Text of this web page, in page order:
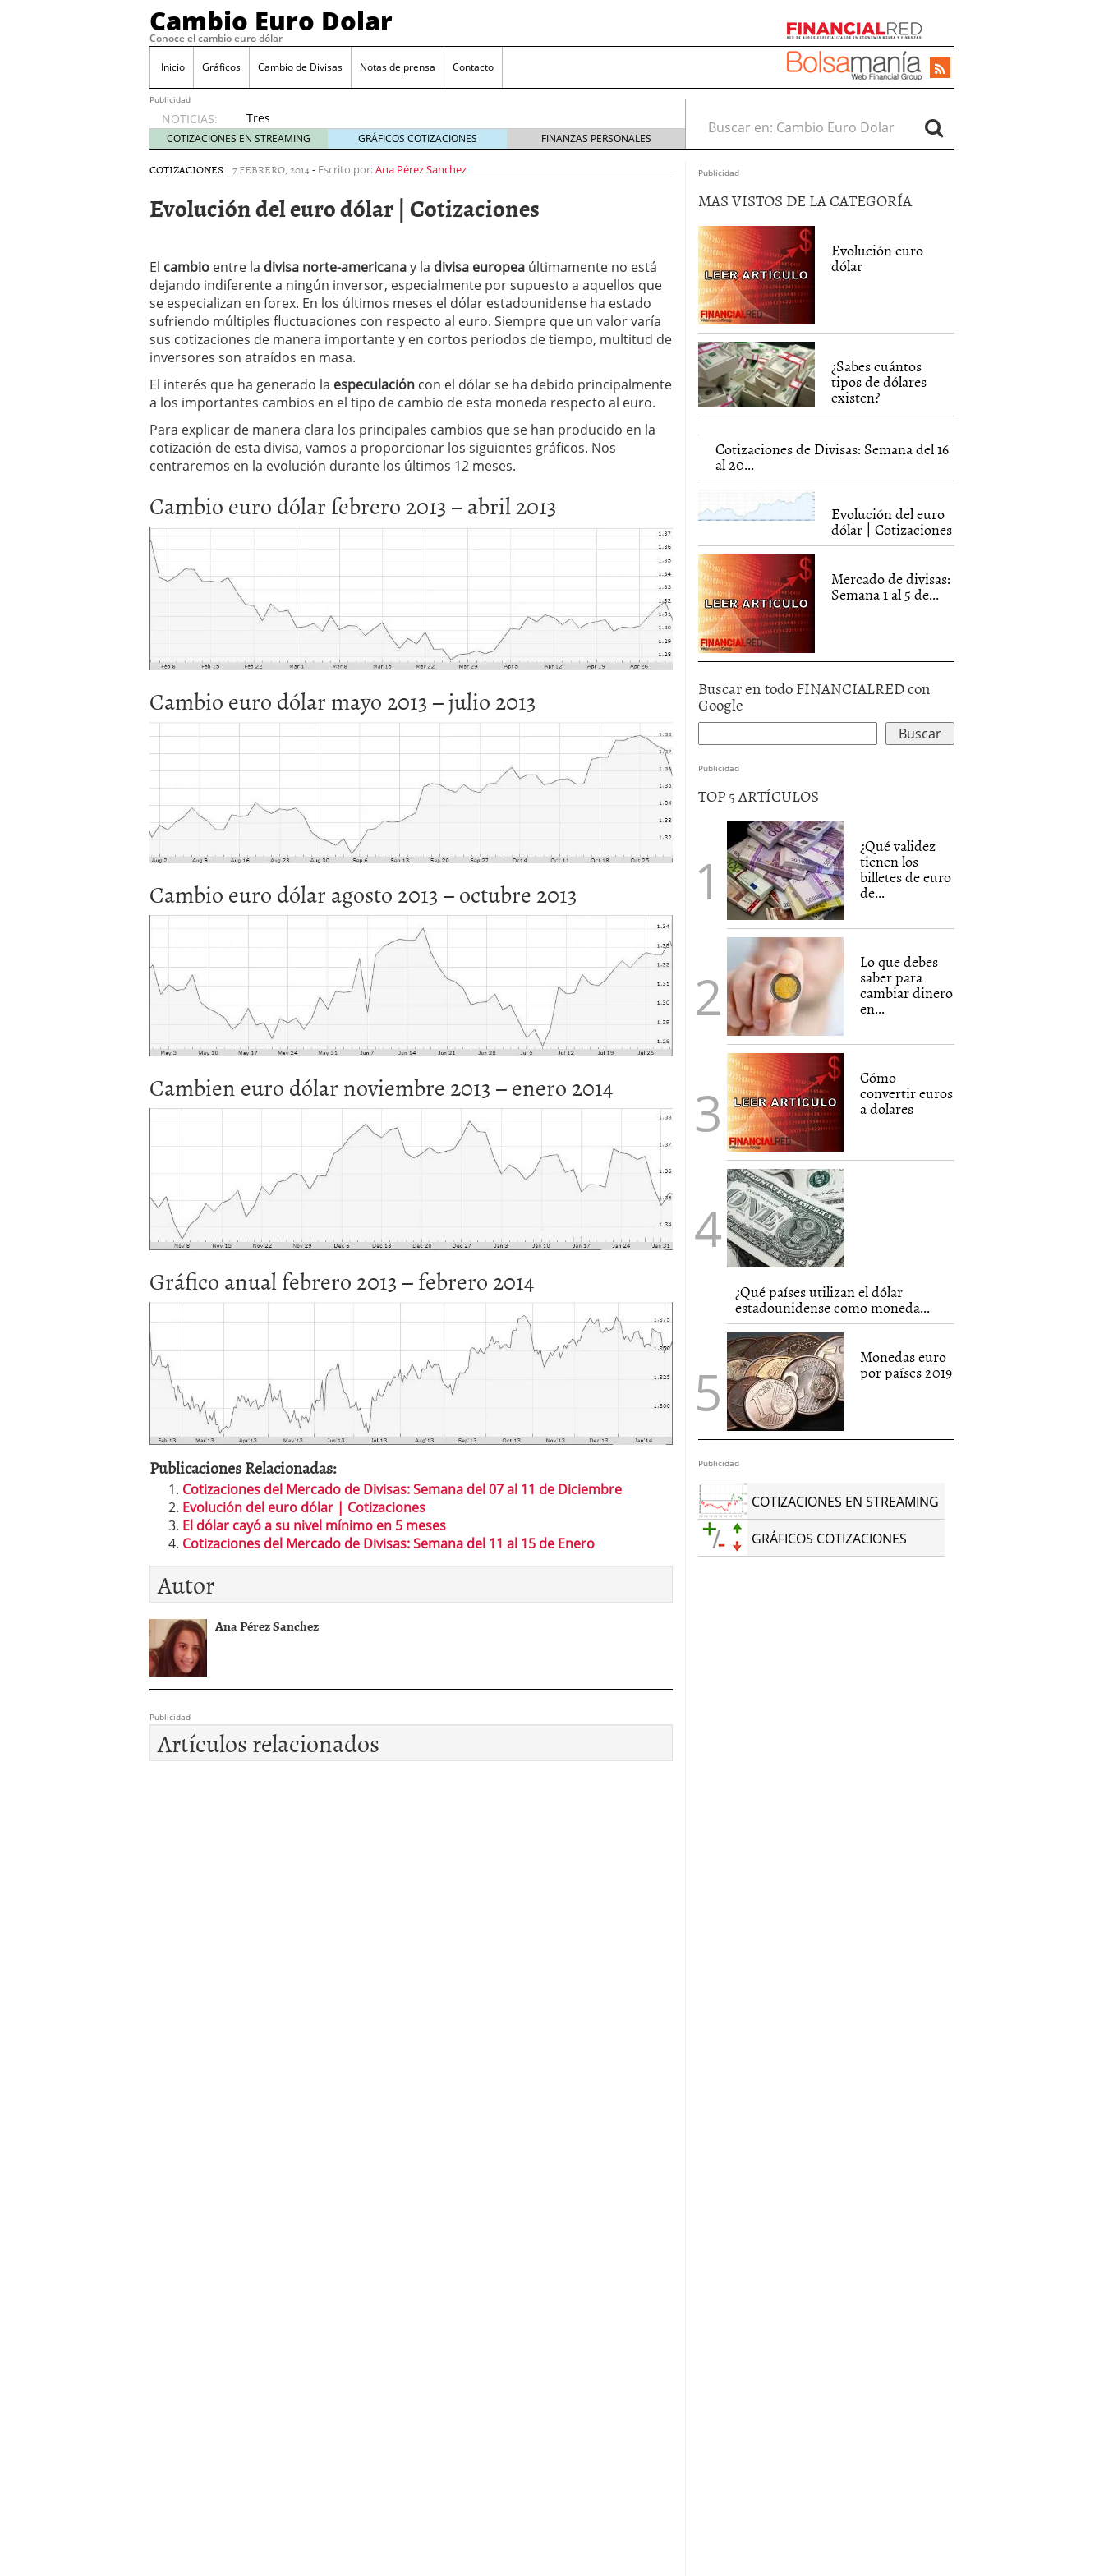
Cambio Euro Dolar
Conoce el cambio euro dólar
Inicio Gráficos Cambio de Divisas Notas de prensa Contacto
Publicidad
NOTICIAS:
Tres
escenarios
posibles
para el
según
las
y el BCE
26/01/2026
Informe de mercado: el euro se mantiene cerca de 1,174 USD tras rebote
del dólar 21/01/2026
Qué está moviendo hoy el cambio euro-dólar 17/01/2026
Contexto del dólar fuerte: próximos reportes de empleo de EE. UU. se
convierten en foco principal para el par EUR/USD
El dólar vive su mayor caída anual desde 2017 mientras analistas esperan
más debilidad en 2026 05/01/2026
COTIZACIONES EN STREAMING GRÁFICOS COTIZACIONES FINANZAS PERSONALES
Buscar en:
COTIZACIONES | 7 FEBRERO, 2014- Escrito por:Ana Pérez Sanchez
Evolución del euro dólar | Cotizaciones
El cambio entre la divisa norte-americanay la divisa europea últimamente no está
dejando indiferente a ningún inversor, especialmente por supuesto a aquellos que
se especializan en forex. En los últimos meses el dólar estadounidense ha estado
sufriendo múltiples fluctuaciones con respecto al euro. Siempre que un valor varía
sus cotizaciones de manera importante y en cortos periodos de tiempo, multitud de
inversores son atraídos en masa.
El interés que ha generado la especulación con el dólar se ha debido principalmente
a los importantes cambios en el tipo de cambio de esta moneda respecto al euro.
Para explicar de manera clara los principales cambios que se han producido en la
cotización de esta divisa, vamos a proporcionar los siguientes gráficos. Nos
centraremos en la evolución durante los últimos 12 meses.
Cambio euro dólar febrero 2013 – abril 2013
Cambio euro dólar mayo 2013 – julio 2013
Cambio euro dólar agosto 2013 – octubre 2013
Cambien euro dólar noviembre 2013 – enero 2014
Gráfico anual febrero 2013 – febrero 2014
Publicaciones Relacionadas:
Cotizaciones del Mercado de Divisas: Semana del 07 al 11 de Diciembre
Evolución del euro dólar | Cotizaciones
El dólar cayó a su nivel mínimo en 5 meses
Cotizaciones del Mercado de Divisas: Semana del 11 al 15 de Enero
Autor
Ana Pérez Sanchez
Publicidad
Artículos relacionados
Publicidad
MAS VISTOS DE LA CATEGORÍA
Evolución euro
dólar
¿Sabes cuántos
tipos de dólares
existen?
Cotizaciones de Divisas: Semana del 16
al 20...
Evolución del euro
dólar | Cotizaciones
Mercado de divisas:
Semana 1 al 5 de...
Buscar en todo FINANCIALRED con
Google
Publicidad
TOP 5 ARTÍCULOS
¿Qué validez
tienen los
billetes de euro
de...
Lo que debes
saber para
cambiar dinero
en...
Cómo
convertir euros
a dolares
¿Qué países utilizan el dólar
estadounidense como moneda...
Monedas euro
por países 2019
Publicidad
COTIZACIONES EN STREAMING
GRÁFICOS COTIZACIONES